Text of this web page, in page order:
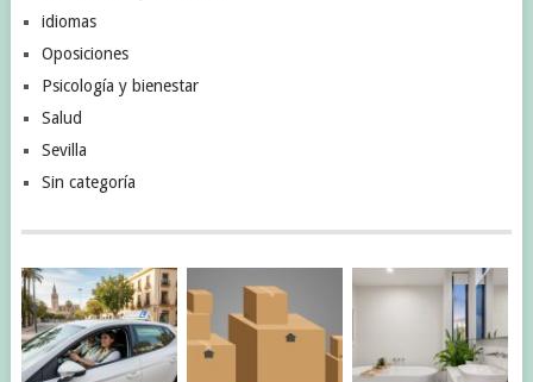
idiomas
Oposiciones
Psicología y bienestar
Salud
Sevilla
Sin categoría